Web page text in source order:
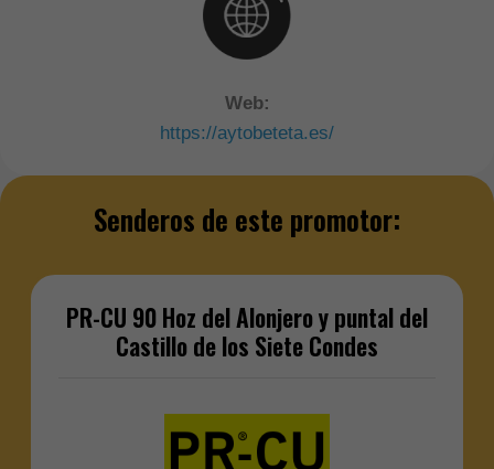
Web:
https://aytobeteta.es/
Senderos de este promotor:
PR-CU 90 Hoz del Alonjero y puntal del
Castillo de los Siete Condes